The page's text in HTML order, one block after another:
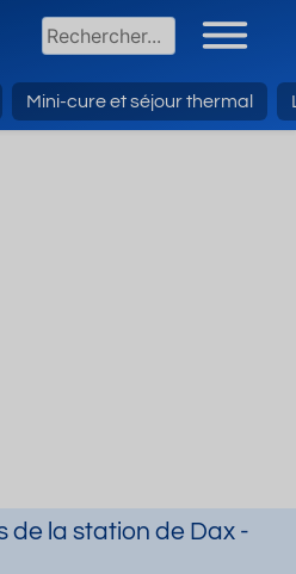
Mini-cure et séjour thermal
de la station de Dax -